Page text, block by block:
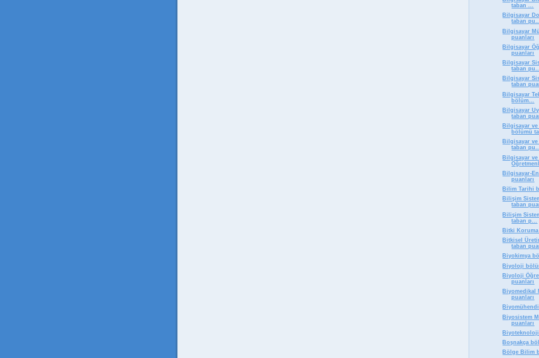
taban ...
Bilgisayar
taban
Bilgisayar
puanları
Bilgisayar
puanları
Bilgisayar
taban
Bilgisayar
taban
Bilgisayar
bölüm...
Bilgisayar
taban
Bilgisayar
bölümü
Bilgisayar
taban
Bilgisayar
Bilgisayar-
puanları
Bilim Tarihi
Bilişim
taban
Bilişim
taban p...
Bitki
Bitkisel
taban
Biyokimya
Biyoloji
Biyoloji
puanları
Biyomedikal
puanları
Biyosistem
puanları
Boşnakça
Bölge Bilim